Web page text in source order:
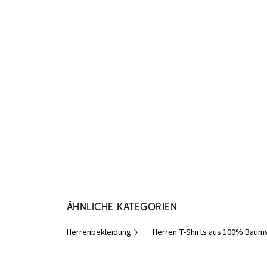
Ähnliche Kategorien
Herrenbekleidung Herren T-Shirts aus 100%